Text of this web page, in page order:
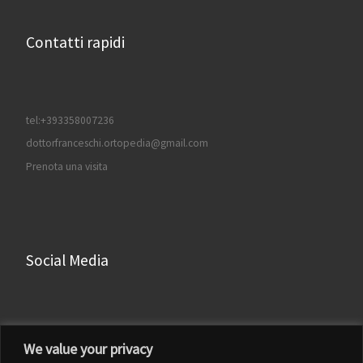
We value your privacy
Contatti rapidi
tel:+393358007236
dottorfranceschi.ortopedia@gmail.com
Prenota una visita
Social Media
Facebook